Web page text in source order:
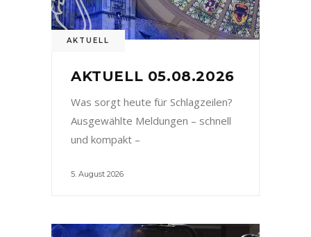
AKTUELL
AKTUELL 05.08.2026
Was sorgt heute für Schlagzeilen?
Ausgewählte Meldungen – schnell
und kompakt –
5. August 2026